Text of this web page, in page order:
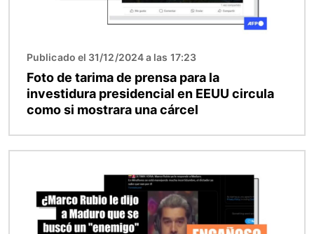
Publicado el 31/12/2024 a las 17:23
Foto de tarima de prensa para la
investidura presidencial en EEUU circula
como si mostrara una cárcel